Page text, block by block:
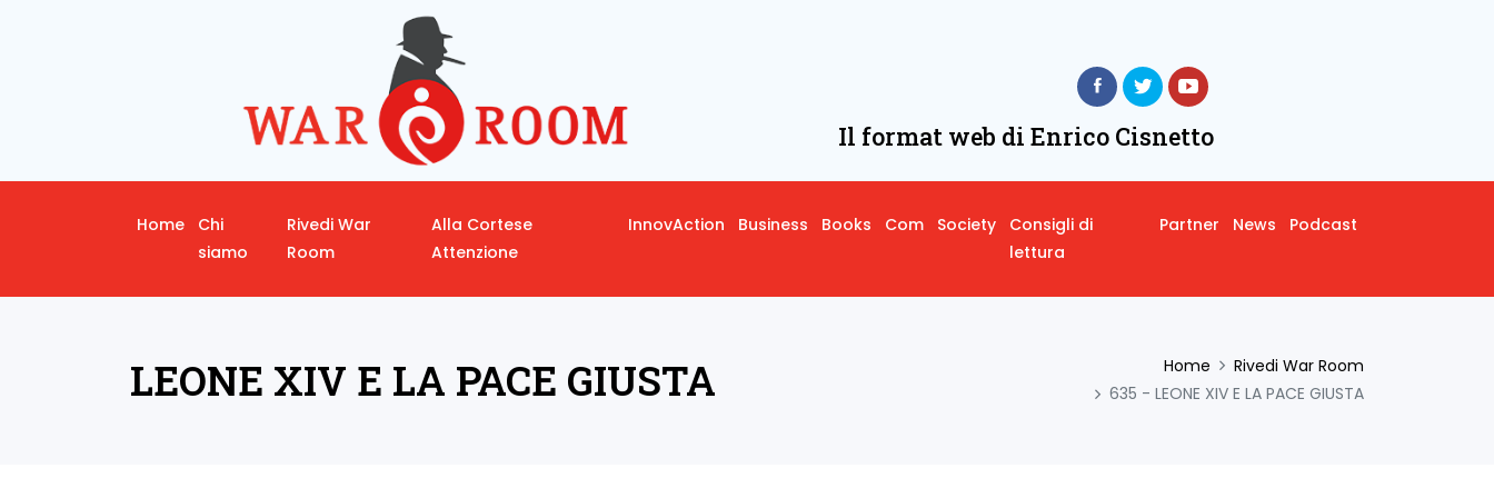
Il format web di Enrico Cisnetto
Home
Chi
siamo
Rivedi War
Room
Alla Cortese
Attenzione
InnovAction Business Books Com Society
Consigli di
lettura
Partner News Podcast
LEONE XIV E LA PACE GIUSTA Home
Rivedi War Room
635 - LEONE XIV E LA PACE GIUSTA